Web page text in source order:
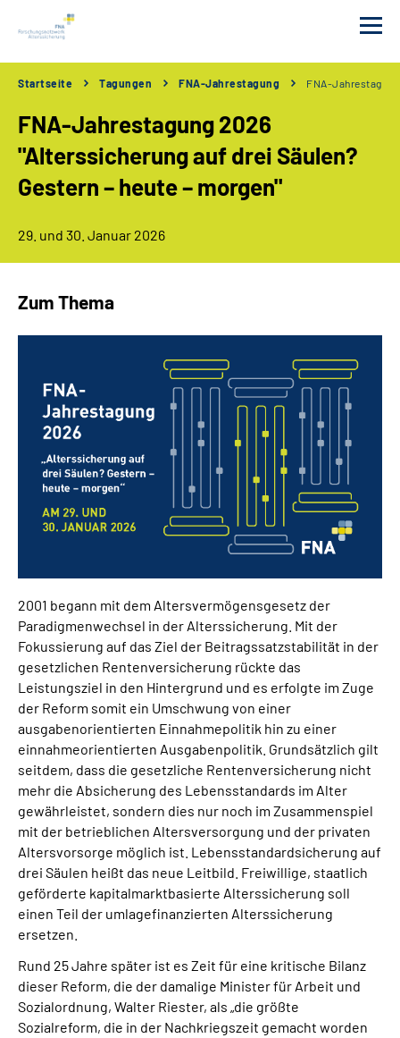
Förderungen
Tagungen
Projekte
Publikationen
Erklärung zur Barrierefreiheit in Deutscher
Gebärdensprache
Erklärung zur Barrierefreiheit in Leichter Sprache
Erweiterte Suche
Startseite Tagungen FNA-Jahrestagung FNA-
FNA-Jahrestagung 2026
"Alterssicherung auf drei Säulen?
Gestern – heute – morgen"
29. und 30. Januar 2026
Zum Thema
2001 begann mit dem Altersvermögensgesetz der
Paradigmenwechsel in der Alterssicherung. Mit der
Fokussierung auf das Ziel der Beitragssatzstabilität in der
gesetzlichen Rentenversicherung rückte das
Leistungsziel in den Hintergrund und es erfolgte im Zuge
der Reform somit ein Umschwung von einer
ausgabenorientierten Einnahmepolitik hin zu einer
einnahmeorientierten Ausgabenpolitik. Grundsätzlich gilt
seitdem, dass die gesetzliche Rentenversicherung nicht
mehr die Absicherung des Lebensstandards im Alter
gewährleistet, sondern dies nur noch im Zusammenspiel
mit der betrieblichen Altersversorgung und der privaten
Altersvorsorge möglich ist. Lebensstandardsicherung auf
drei Säulen heißt das neue Leitbild. Freiwillige, staatlich
geförderte kapitalmarktbasierte Alterssicherung soll
einen Teil der umlagefinanzierten Alterssicherung
ersetzen.
Rund 25 Jahre später ist es Zeit für eine kritische Bilanz
dieser Reform, die der damalige Minister für Arbeit und
Sozialordnung, Walter Riester, als „die größte
Sozialreform, die in der Nachkriegszeit gemacht worden